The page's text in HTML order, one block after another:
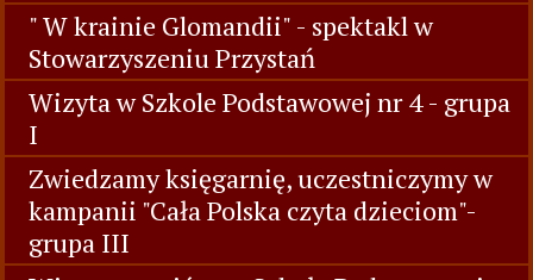
" W krainie Glomandii" - spektakl w
Stowarzyszeniu Przystań
Wizyta w Szkole Podstawowej nr 4 - grupa
I
Zwiedzamy księgarnię, uczestniczymy w
kampanii "Cała Polska czyta dzieciom"-
grupa III